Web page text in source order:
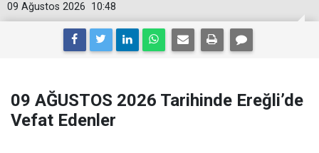
10:48
09 Ağustos 2026
09 AĞUSTOS 2026 Tarihinde Ereğli’de
Vefat Edenler